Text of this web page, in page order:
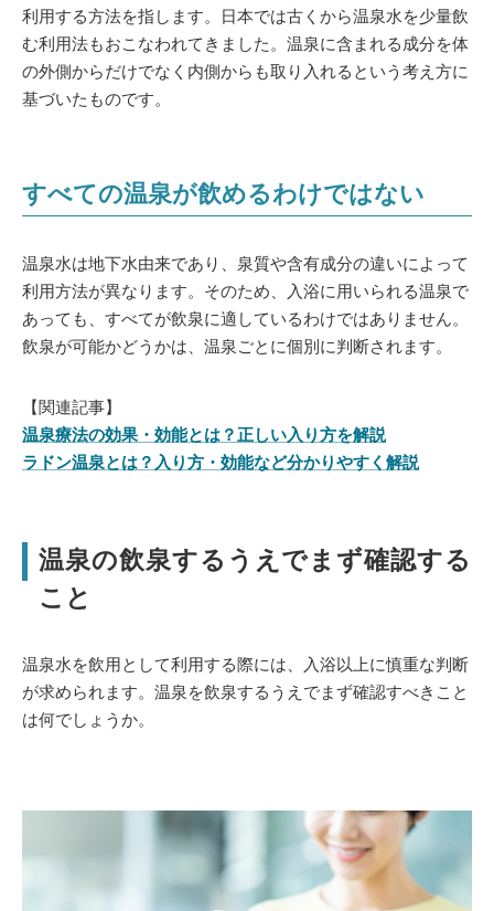
利用する方法を指します。日本では古くから温泉水を少量飲
む利用法もおこなわれてきました。温泉に含まれる成分を体
の外側からだけでなく内側からも取り入れるという考え方に
基づいたものです。
すべての温泉が飲めるわけではない
温泉水は地下水由来であり、泉質や含有成分の違いによって
利用方法が異なります。そのため、入浴に用いられる温泉で
あっても、すべてが飲泉に適しているわけではありません。
飲泉が可能かどうかは、温泉ごとに個別に判断されます。
【関連記事】
温泉療法の効果・効能とは？正しい入り方を解説
ラドン温泉とは？入り方・効能など分かりやすく解説
温泉の飲泉するうえでまず確認する
こと
温泉水を飲用として利用する際には、入浴以上に慎重な判断
が求められます。温泉を飲泉するうえでまず確認すべきこと
は何でしょうか。